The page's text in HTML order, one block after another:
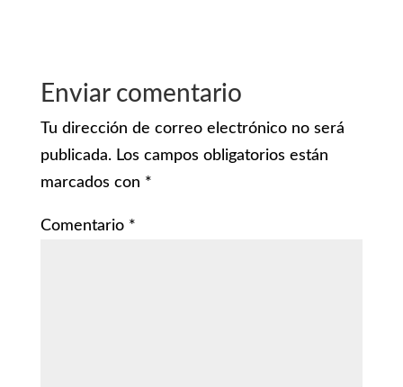
Enviar comentario
Tu dirección de correo electrónico no será
publicada. Los campos obligatorios están
marcados con *
Comentario *